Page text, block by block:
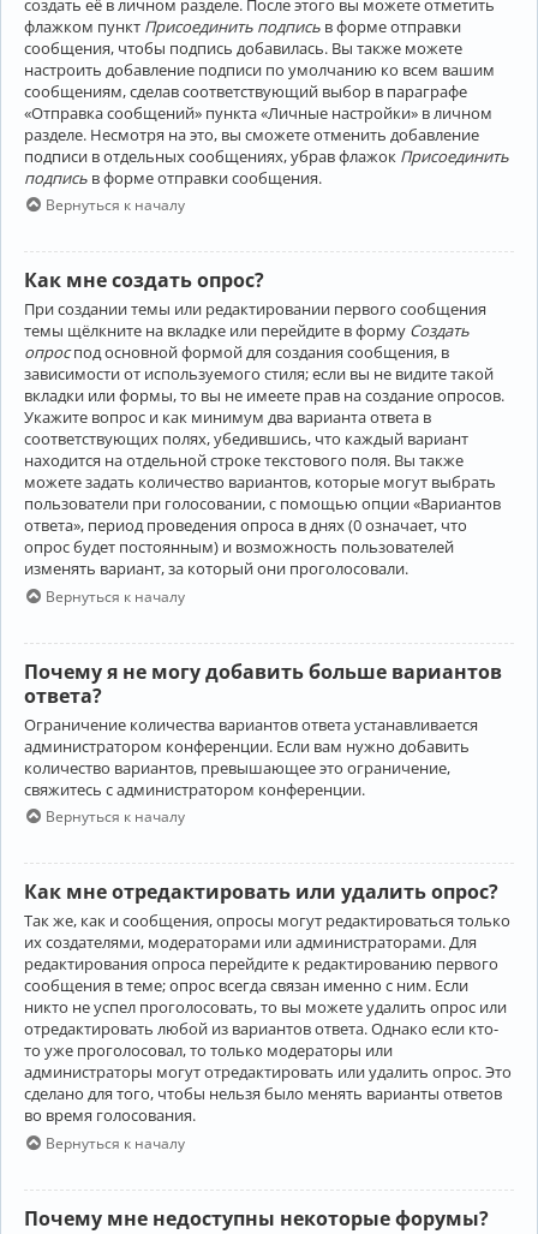
флажком пункт Присоединить подпись в форме отправки
сообщения, чтобы подпись добавилась. Вы также можете
настроить добавление подписи по умолчанию ко всем вашим
сообщениям, сделав соответствующий выбор в параграфе
«Отправка сообщений» пункта «Личные настройки» в личном
разделе. Несмотря на это, вы сможете отменить добавление
подписи в отдельных сообщениях, убрав флажок Присоединить
подпись в форме отправки сообщения.
Вернуться к началу
Как мне создать опрос?
При создании темы или редактировании первого сообщения
темы щёлкните на вкладке или перейдите в форму Создать
опроспод основной формой для создания сообщения, в
зависимости от используемого стиля; если вы не видите такой
вкладки или формы, то вы не имеете прав на создание опросов.
Укажите вопрос и как минимум два варианта ответа в
соответствующих полях, убедившись, что каждый вариант
находится на отдельной строке текстового поля. Вы также
можете задать количество вариантов, которые могут выбрать
пользователи при голосовании, с помощью опции «Вариантов
ответа», период проведения опроса в днях (0 означает, что
опрос будет постоянным) и возможность пользователей
изменять вариант, за который они проголосовали.
Вернуться к началу
Почему я не могу добавить больше вариантов
ответа?
Ограничение количества вариантов ответа устанавливается
администратором конференции. Если вам нужно добавить
количество вариантов, превышающее это ограничение,
свяжитесь с администратором конференции.
Вернуться к началу
Как мне отредактировать или удалить опрос?
Так же, как и сообщения, опросы могут редактироваться только
их создателями, модераторами или администраторами. Для
редактирования опроса перейдите к редактированию первого
сообщения в теме; опрос всегда связан именно с ним. Если
никто не успел проголосовать, то вы можете удалить опрос или
отредактировать любой из вариантов ответа. Однако если кто-
то уже проголосовал, то только модераторы или
администраторы могут отредактировать или удалить опрос. Это
сделано для того, чтобы нельзя было менять варианты ответов
во время голосования.
Вернуться к началу
Почему мне недоступны некоторые форумы?